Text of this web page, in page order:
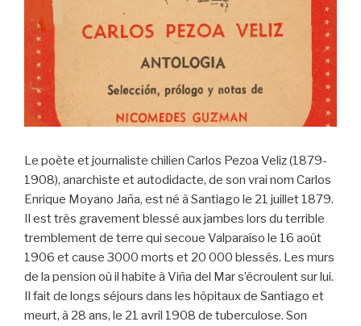
Le poète et journaliste chilien Carlos Pezoa Veliz (1879-
1908), anarchiste et autodidacte, de son vrai nom Carlos
Enrique Moyano Jaña, est né à Santiago le 21 juillet 1879.
Il est très gravement blessé aux jambes lors du terrible
tremblement de terre qui secoue Valparaíso le 16 août
1906 et cause 3000 morts et 20 000 blessés. Les murs
de la pension où il habite à Viña del Mar s’écroulent sur lui.
Il fait de longs séjours dans les hôpitaux de Santiago et
meurt, à 28 ans, le 21 avril 1908 de tuberculose. Son